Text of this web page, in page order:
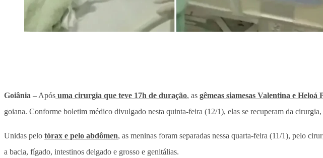
Goiânia – Após uma cirurgia que teve 17h de duração, as gêmeas siamesas Valentina e Heloá
goiana. Conforme boletim médico divulgado nesta quinta-feira (12/1), elas se recuperam da
Unidas pelo tórax e pelo abdômen, as meninas foram separadas nessa quarta-feira (11/1), pelo
a bacia, fígado, intestinos delgado e grosso e genitálias.